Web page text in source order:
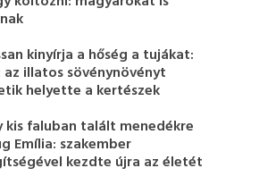
kinyírja a hőség a tujákat:
illatos sövénynövényt
helyette a kertészek
kis faluban talált menedékre
Emília: szakember
kezdte újra az életét